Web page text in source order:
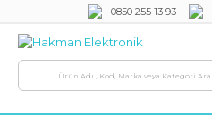
0850 255 13 93